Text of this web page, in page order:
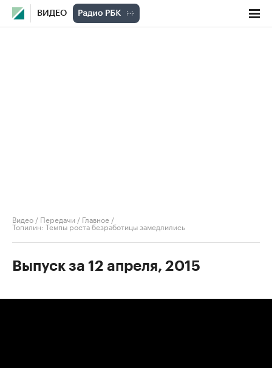
ВИДЕО
Видео / Передачи / Главное /
Топилин: Темпы роста безработицы замедлились
Выпуск за 12 апреля, 2015